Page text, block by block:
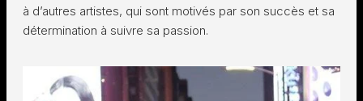
à d’autres artistes, qui sont motivés par son succès et sa
détermination à suivre sa passion.